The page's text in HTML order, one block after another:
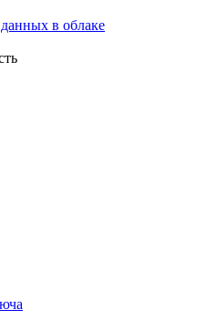
в облаке